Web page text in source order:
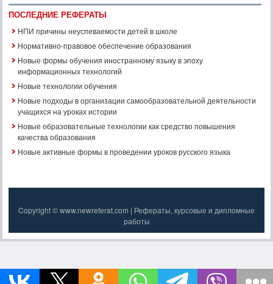
ПОСЛЕДНИЕ РЕФЕРАТЫ
НПИ причины неуспеваемости детей в школе
Нормативно-правовое обеспечение образования
Новые формы обучения иностранному языку в эпоху
информационных технологий
Новые технологии обучения
Новые подходы в организации самообразовательной деятельности
учащихся на уроках истории
Новые образовательные технологии как средство повышения
качества образования
Новые активные формы в проведении уроков русского языка
Copyright © www.newreferat.com | Рефераты, курсовые и дипломные
работы